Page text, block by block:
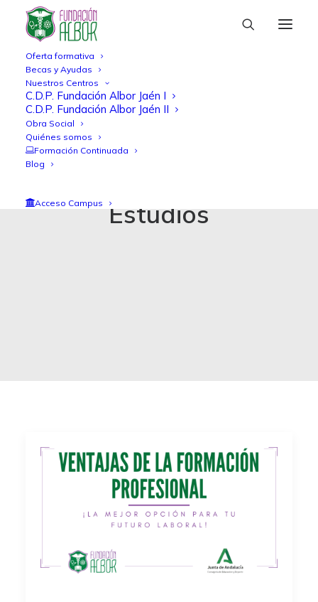
Oferta formativa
Becas y Ayudas
Nuestros Centros
C.D.P. Fundación Albor Jaén I
C.D.P. Fundación Albor Jaén II
Obra Social
Quiénes somos
Formación Continuada
Blog
Acceso Campus Estudios